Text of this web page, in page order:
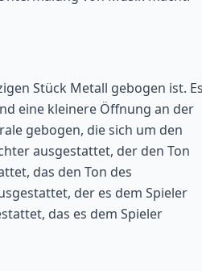
Stück Metall gebogen ist.
eine kleinere Öffnung an der
gebogen, die sich um den
ausgestattet, der den Ton
das den Ton des
der es dem Spieler
das es dem Spieler